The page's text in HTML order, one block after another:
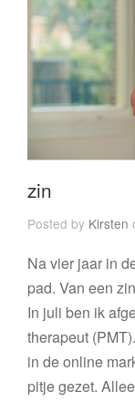
zin
Posted by Kirsten
Na vier jaar in
pad. Van een
In juli ben ik
therapeut
in de online
pitje gezet.